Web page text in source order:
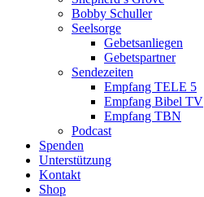
Bobby Schuller
Seelsorge
Gebetsanliegen
Gebetspartner
Sendezeiten
Empfang TELE 5
Empfang Bibel TV
Empfang TBN
Podcast
Spenden
Unterstützung
Kontakt
Shop